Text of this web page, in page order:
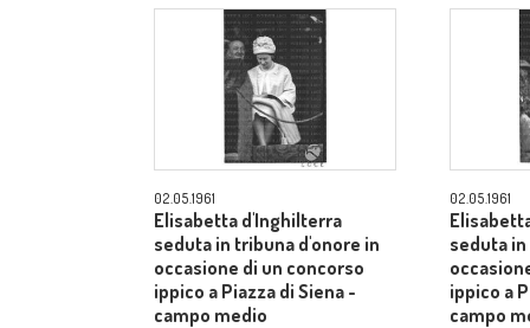
02.05.1961
Elisabetta d'Inghilterra
seduta in tribuna d'onore in
occasione di un concorso
ippico a Piazza di Siena -
campo medio
02.05.1961
seduta
ippico a
campo